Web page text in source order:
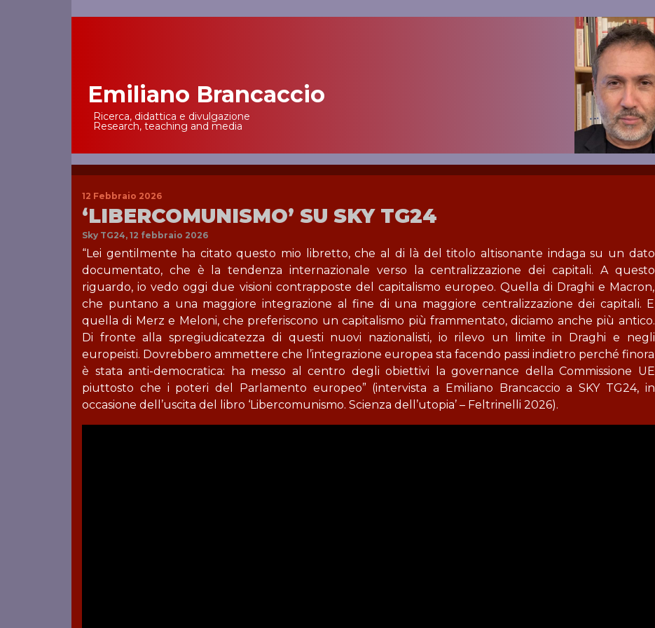
Main NavigationEmiliano Brancaccio
Ricerca, didattica e divulgazione
Research, teaching and media
12 Febbraio 2026
‘LIBERCOMUNISMO’ SU SKY TG24
Sky TG24, 12 febbraio 2026
“Lei gentilmente ha citato questo mio libretto, che al di là del titolo altisonante indaga su un dato
documentato, che è la tendenza internazionale verso la centralizzazione dei capitali. A questo
riguardo, io vedo oggi due visioni contrapposte del capitalismo europeo. Quella di Draghi e Macron,
che puntano a una maggiore integrazione al fine di una maggiore centralizzazione dei capitali. E
quella di Merz e Meloni, che preferiscono un capitalismo più frammentato, diciamo anche più antico.
Di fronte alla spregiudicatezza di questi nuovi nazionalisti, io rilevo un limite in Draghi e negli
europeisti. Dovrebbero ammettere che l’integrazione europea sta facendo passi indietro perché finora
è stata anti-democratica: ha messo al centro degli obiettivi la governance della Commissione UE
piuttosto che i poteri del Parlamento europeo” (intervista a Emiliano Brancaccio a SKY TG24, in
occasione dell’uscita del libro ‘Libercomunismo. Scienza dell’utopia’ – Feltrinelli 2026).